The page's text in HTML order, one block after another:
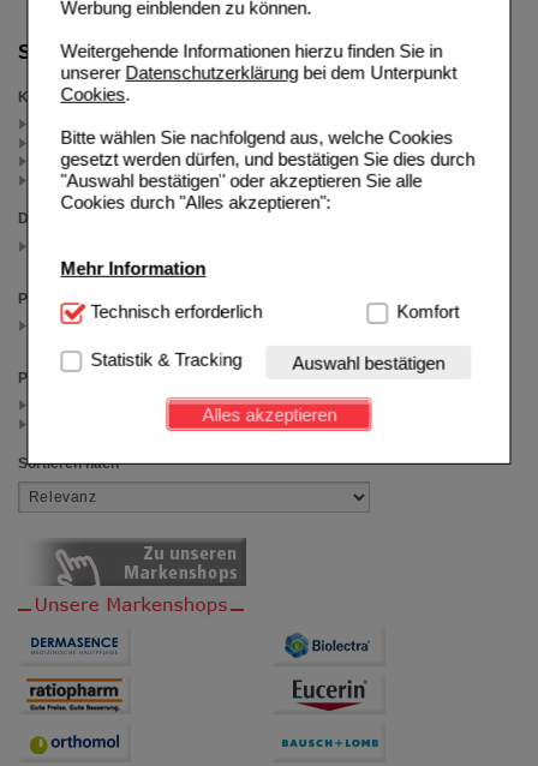
Werbung einblenden zu können.
Weitergehende Informationen hierzu finden Sie in
unserer Datenschutzerklärungbei dem Unterpunkt
Cookies.
Bitte wählen Sie nachfolgend aus, welche Cookies
gesetzt werden dürfen, und bestätigen Sie dies durch
"Auswahl bestätigen" oder akzeptieren Sie alle
Cookies durch "Alles akzeptieren":
Mehr Information
Technisch Notwendig:Hierbei handelt es sich um
Website notwendig sind (z.B. Navigation, Warenkorb,
Kundenkonto), weshalb auf diese nicht verzichtet
werden kann.
Einkaufserlebnis noch ansprechender zu gestalten,
beispielsweise für die Wiedererkennung des
Besuchers oder unsere Seite an bevorzugte
anzupassen. Komfort-Cookies ermöglichen es uns
auch auf Ihre Bedürfnisse zugeschrittene Inhalte
anzuzeigen und unser Partnerprogramm zu
betreiben.
Statistik & Tracking:
Hierüber lassen sich
Informationen über die Art und Weise der Nutzung
unserer Website sammeln, mit deren Hilfe wir unsere
auf unserer Website aber auch die Werbung auf
Technisch erforderlich Komfort
Statistik & Tracking Auswahl bestätigen
Alles akzeptieren
Suche verfeinern
Kategorien
Reiseapotheke (5)
Nicorette (4)
Weitere Arzneimittel (1)
Darreichungsform
(auswahl entfernen)
Packungsgröße
30 St
Preis
Sortieren nach